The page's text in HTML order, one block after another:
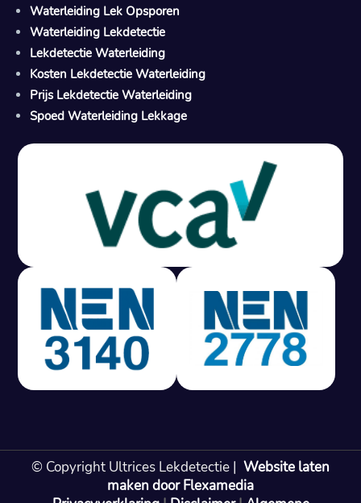
M
Gratis offerte in 24 uur
Geen lekkage? Geen betaling.
Vast tarief van € 395,- exc btw.
Rapport binnen 3 werkdagen.
100% RIsicovrij.
Vaak vergoed door verzekeraar.
Gratis offerte in 24 uur
Waterleiding Lek Opsporen
Waterleiding Lekdetectie
Lekdetectie Waterleiding
Kosten Lekdetectie Waterleiding
Prijs Lekdetectie Waterleiding
Spoed Waterleiding Lekkage
© Copyright Ultrices Lekdetectie | Website laten
maken door Flexamedia